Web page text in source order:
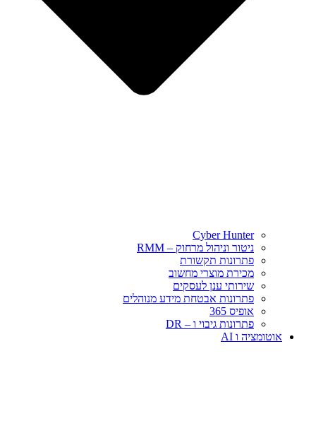
Cyber Hunter
ניטור וניהול מרחוק – RMM
פתרונות תקשורת
מכירת מוצרי מחשוב
שירותי ענן לעסקים
פתרונות אבטחת מידע מנוהלים
אופיס 365
פתרונות גיבוי ו – DR
אוטומציה ו AI